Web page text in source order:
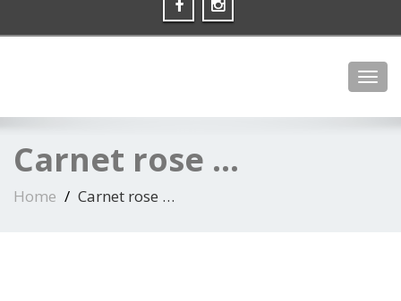
Carnet rose …
Home Carnet rose …